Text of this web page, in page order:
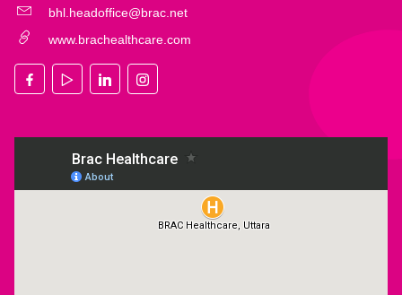
bhl.headoffice@brac.net
www.brachealthcare.com